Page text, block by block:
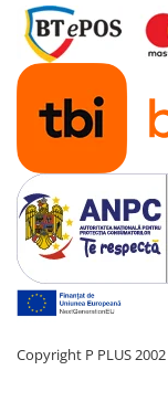
Copyright P PLUS 2002